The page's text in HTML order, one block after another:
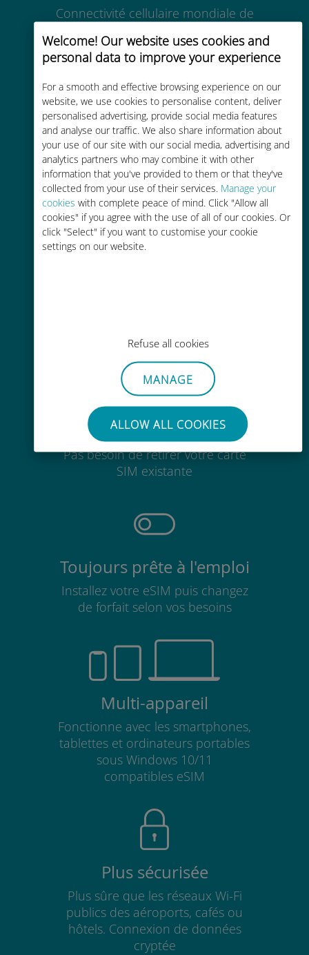
Welcome! Our website uses cookies and
personal data to improve your experience
For a smooth and effective browsing experience on our
website, we use cookies to personalise content, deliver
personalised advertising, provide social media features
and analyse our traffic. We also share information about
your use of our site with our social media, advertising and
analytics partners who may combine it with other
information that you've provided to them or that they've
collected from your use of their services. Manage your
cookies with complete peace of mind. Click "Allow all
cookies" if you agree with the use of all of our cookies. Or
click "Select" if you want to customise your cookie
settings on our website.
Refuse all cookies
MANAGE
ALLOW ALL COOKIES
Connectivité cellulaire mondiale de
200 destinations
Économique
Jusqu'à 90 % moins cher que les
frais d'itinérance avec votre
opérateur habituel
Wi-Fi ou data sur votre compte
Sans effort
Pas besoin de retirer votre carte
SIM existante
Toujours prête à l'emploi
Installez votre eSIM puis changez
de forfait selon vos besoins
Multi-appareil
Fonctionne avec les smartphones,
tablettes et ordinateurs portables
sous Windows 10/11
compatibles eSIM
Plus sécurisée
Plus sûre que les réseaux Wi-Fi
publics des aéroports, cafés ou
hôtels. Connexion de données
cryptée